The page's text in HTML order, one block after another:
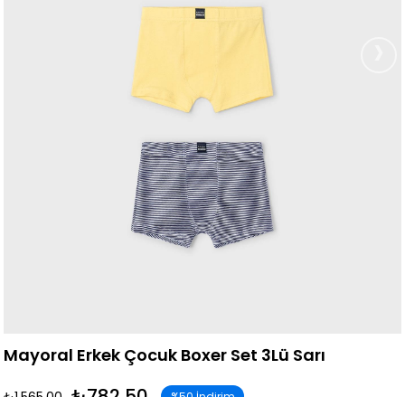
Mayoral Erkek Çocuk Boxer Set 3Lü Sarı